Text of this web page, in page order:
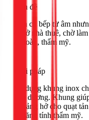
Vấn đề
Bạn có bếp từ âm
đá, ở nhà thuê, chờ
an toàn, thẩm mỹ.
Giải pháp
Sử dụng khung inox
bếp dương. Khung
khoảng hở cho quạt
và tăng tính thẩm mỹ.